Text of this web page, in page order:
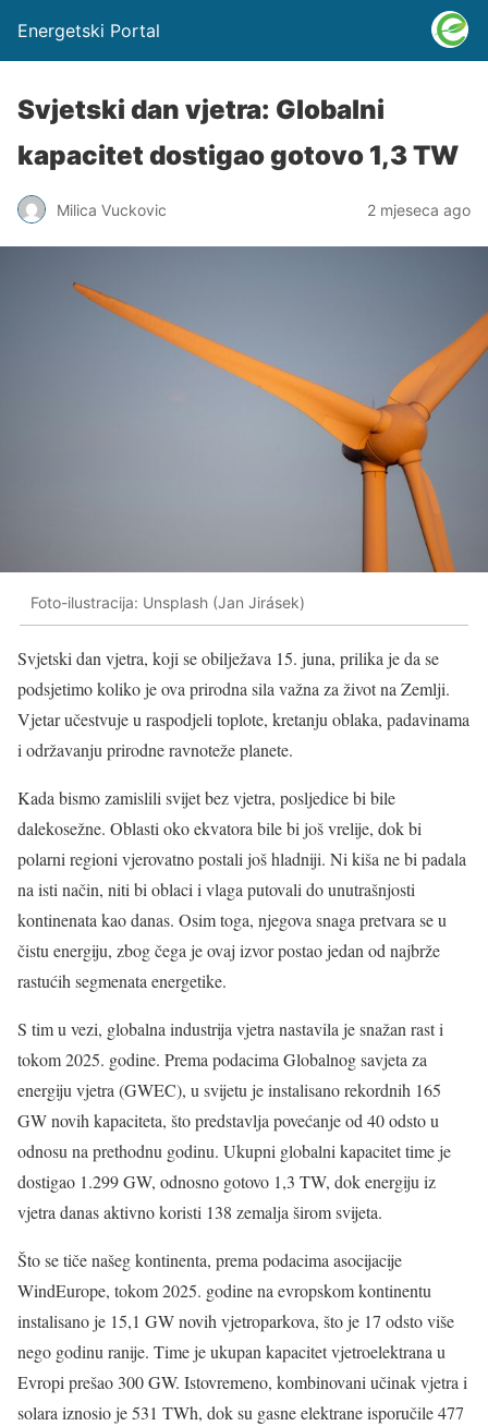
Energetski Portal
Svjetski dan vjetra: Globalni
kapacitet dostigao gotovo 1,3 TW
Milica Vuckovic 2 mjeseca ago
Foto-ilustracija: Unsplash (Jan Jirásek)
Svjetski dan vjetra, koji se obilježava 15. juna, prilika je da se
podsjetimo koliko je ova prirodna sila važna za život na Zemlji.
Vjetar učestvuje u raspodjeli toplote, kretanju oblaka, padavinama
i održavanju prirodne ravnoteže planete.
Kada bismo zamislili svijet bez vjetra, posljedice bi bile
dalekosežne. Oblasti oko ekvatora bile bi još vrelije, dok bi
polarni regioni vjerovatno postali još hladniji. Ni kiša ne bi padala
na isti način, niti bi oblaci i vlaga putovali do unutrašnjosti
kontinenata kao danas. Osim toga, njegova snaga pretvara se u
čistu energiju, zbog čega je ovaj izvor postao jedan od najbrže
rastućih segmenata energetike.
S tim u vezi, globalna industrija vjetra nastavila je snažan rast i
tokom 2025. godine. Prema podacima Globalnog savjeta za
energiju vjetra (GWEC), u svijetu je instalisano rekordnih 165
GW novih kapaciteta, što predstavlja povećanje od 40 odsto u
odnosu na prethodnu godinu. Ukupni globalni kapacitet time je
dostigao 1.299 GW, odnosno gotovo 1,3 TW, dok energiju iz
vjetra danas aktivno koristi 138 zemalja širom svijeta.
Što se tiče našeg kontinenta, prema podacima asocijacije
WindEurope, tokom 2025. godine na evropskom kontinentu
instalisano je 15,1 GW novih vjetroparkova, što je 17 odsto više
nego godinu ranije. Time je ukupan kapacitet vjetroelektrana u
Evropi prešao 300 GW. Istovremeno, kombinovani učinak vjetra i
solara iznosio je 531 TWh, dok su gasne elektrane isporučile 477